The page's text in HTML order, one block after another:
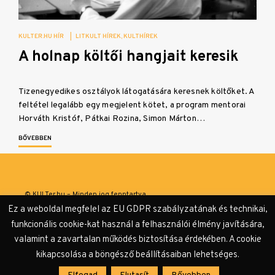
KULTER.HU HÍR LITKULT HÍREK KULTHÍREK
A holnap költői hangjait keresik
Tizenegyedikes osztályok látogatására keresnek költőket. A
feltétel legalább egy megjelent kötet, a program mentorai
Horváth Kristóf, Pátkai Rozina, Simon Márton…
BŐVEBBEN
© KULTer.hu – Minden jog fenntartva
Adatvédelmi tájékoztató
Ez a weboldal megfelel az EU GDPR szabályzatának és technikai,
funkcionális cookie-kat használ a felhasználói élmény javítására,
valamint a zavartalan működés biztosítása érdekében. A cookie
kikapcsolása a böngésző beállításaiban lehetséges.